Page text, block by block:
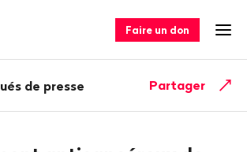
Faire un don
de presse Partager